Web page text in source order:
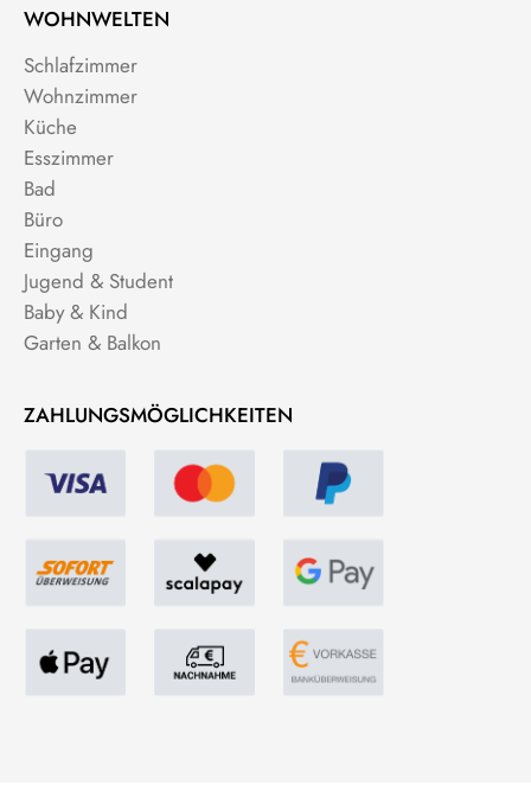
WOHNWELTEN
Schlafzimmer
Wohnzimmer
Küche
Esszimmer
Bad
Büro
Eingang
Jugend & Student
Baby & Kind
Garten & Balkon
ZAHLUNGSMÖGLICHKEITEN